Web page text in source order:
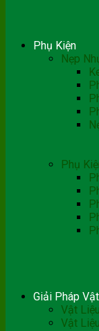
Phụ Kiện
Nẹp
Phụ
Giải Pháp
Vật
Vật